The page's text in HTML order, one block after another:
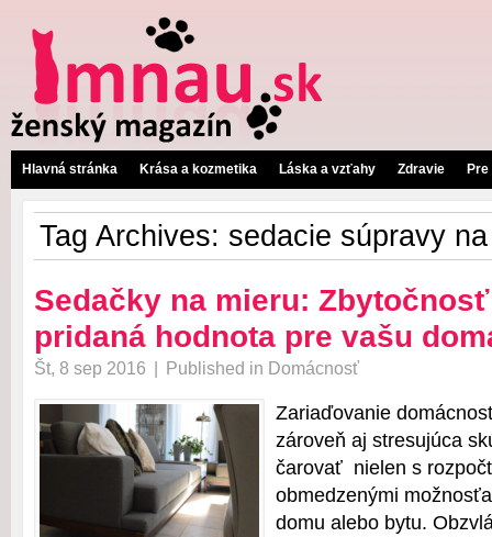
Hlavná stránka Krása a kozmetika Láska a vzťahy Zdravie
Tag Archives: sedacie súpravy
Sedačky na mieru:
pridaná hodnota pre vašu
Št, 8 sep 2016 | Published in Domácnosť
Zariaďovanie
zároveň aj stresujúca
čarovať nielen s
obmedzenými
domu alebo bytu.